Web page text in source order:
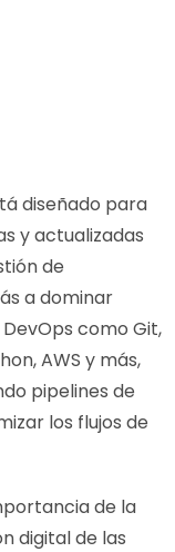
diseñado para
y actualizadas
de
a dominar
como Git,
AWS y más,
pipelines de
los flujos de
de la
digital de las